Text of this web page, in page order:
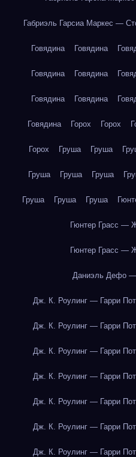
Габриэль Гарсиа Маркес —
Говядина Говядина
Говядина Говядина
Говядина Говядина
Говядина Горох Горох
Горох Груша Груша
Груша Груша Груша
Груша Груша Груша
Гюнтер Грасс —
Гюнтер Грасс —
Даниэль Дефо —
Дж. К. Роулинг — Гарри
Дж. К. Роулинг — Гарри
Дж. К. Роулинг — Гарри
Дж. К. Роулинг — Гарри
Дж. К. Роулинг — Гарри
Дж. К. Роулинг — Гарри
Дж. К. Роулинг — Гарри